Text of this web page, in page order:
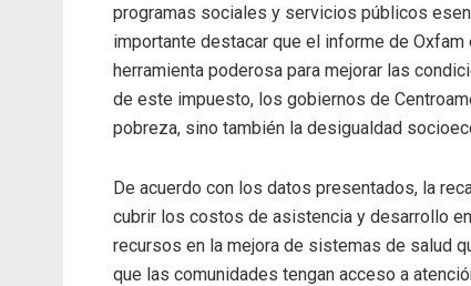
programas sociales y servicios públicos
importante destacar que el informe de
herramienta poderosa para mejorar las
de este impuesto, los gobiernos de
pobreza, sino también la desigualdad
De acuerdo con los datos presentados, la
cubrir los costos de asistencia y desarrollo
recursos en la mejora de sistemas de salud
que las comunidades tengan acceso a